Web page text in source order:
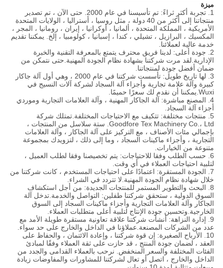
ميزة
1. تجربة أكثر ثراءً: تم تأسيسنا في عام 2000. حتى الآن ، تم تصدير
منتجاتنا إلى أكثر من 40 دولة ، مثل روسيا ، أستراليا ، الولايات المتحدة
الأمريكية ، المملكة المتحدة ، ألمانيا ، أوكرانيا ، إيران ، رومانيا ، المجر ،
المكسيك ، البرازيل ، تشيلي ، كندا ، إسبانيا ، كولومبيا ، إلخ. يمكننا تقديم
خدمة عالية لعملائنا.
2. جودة أعلى: لدينا فريق محترف يتمتع بالمعرفة التقنية والخبرة
الإدارية.لقد مرت شركتنا بشهادة نظام الجودة المهنية.حتى نتمكن من
ضمان أفضل جودة لمنتجاتنا.
3. لها تاريخ طويل: تأسست شركتنا في عام 2000 ، وهي أول آلة جاكار
كبيرة وآلة علامة تجارية وأجزاء آلة السجاد لشركة آلات النسيج في
Wuxi.يمكننا أن نقدم لك سعرًا حميمًا.
4. المصنع مباشرة: آلة الجاكار المهنية ، وآلة العلامات التجارية وموردي
أجزاء آلة السجاد.
5. منتجات مختلفة: تتكيف مع الاحتياجات المختلفة.تمتلك شركة
Goodfore Tex Machinery Co.، Ltd. ستة سلاسل من المنتجات ،
بإجمالي مئات الأصناف ، مع التركيز على آلة الجاكار ، وآلة العلامات
التجارية ، وأجزاء ماكينات السجاد ، وما إلى ذلك ، لتزويدك بمجموعة
متنوعة من الخيارات.
6. حسب الطلب وفقا للاحتياجات: يتم تخصيصنا وفقا لطلب العميل ،
لتلبية احتياجات العملاء في أي وقت.
7. الجودة المستقرة: اعتمادًا على احتياجات المستخدم ، كانت شركتنا من
خلال شهادة نظام الجودة المهنية.لا تتردد في الشراء.
8. البحث والتطوير المستمر للمنتجات الجديدة: من أجل استكشاف
السوق الدولية ، ستحقق شركتنا طفلين: التواصل والخدمة.تدخل آلة
الجاكار وآلة العلامات التجارية وأجزاء ماكينات السجاد إلى السوق
الخارجية.وتحسين جودة الإنتاج لتلبية أعلى متطلبات العملاء.
9. إدارة النزاهة: أنشأت شركتنا علاقة تعاونية مستقرة طويلة الأمد مع
عدد من الشركات المصنعة.عملاؤنا في الداخل والخارج على حد سواء.
10. الأرباح الصغيرة: إن قوة شركتنا ، وإعادة الائتمان ، والحفاظ على
العقد ، لضمان جودة المنتج ، قد حازت على ثقة العملاء وفقًا لمبادئ
الفئات المختلفة والسعر المنخفض. نرحب بالعملاء القدامى والجدد من
الداخل والخارج ، اتصل أو تعال لشركتنا للمشاورات والمفاوضات زيادة